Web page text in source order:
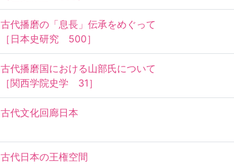
古代播磨の「息長」伝承をめぐって
［日本史研究　500］
古代播磨国における山部氏について
［関西学院史学　31］
古代文化回廊日本
古代日本の王権空間